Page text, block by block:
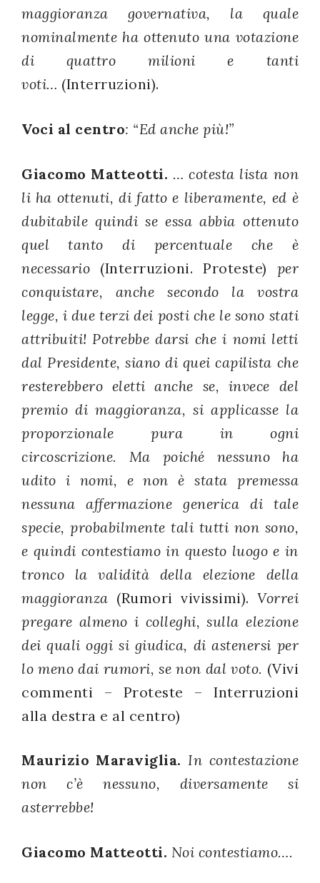
maggioranza governativa, la quale
nominalmente ha ottenuto una votazione
di quattro milioni e tanti
voti… (Interruzioni).
Voci al centro: “Ed anche più!”
Giacomo Matteotti. … cotesta lista non
li ha ottenuti, di fatto e liberamente, ed è
dubitabile quindi se essa abbia ottenuto
quel tanto di percentuale che è
necessario (Interruzioni. Proteste) per
conquistare, anche secondo la vostra
legge, i due terzi dei posti che le sono stati
attribuiti! Potrebbe darsi che i nomi letti
dal Presidente, siano di quei capilista che
resterebbero eletti anche se, invece del
premio di maggioranza, si applicasse la
proporzionale pura in ogni
circoscrizione. Ma poiché nessuno ha
udito i nomi, e non è stata premessa
nessuna affermazione generica di tale
specie, probabilmente tali tutti non sono,
e quindi contestiamo in questo luogo e in
tronco la validità della elezione della
maggioranza (Rumori vivissimi). Vorrei
pregare almeno i colleghi, sulla elezione
dei quali oggi si giudica, di astenersi per
lo meno dai rumori, se non dal voto. (Vivi
commenti – Proteste – Interruzioni
alla destra e al centro)
Maurizio Maraviglia. In contestazione
non c’è nessuno, diversamente si
asterrebbe!
Giacomo Matteotti. Noi contestiamo….